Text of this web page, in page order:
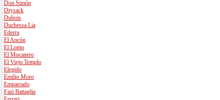
Don Simón
Drysack
Dubois
Duchessa Lia
Ederra
El Ancón
El Lomo
El Mocanero
El Viejo Templo
Elegido
Emilio Moro
Emparrado
Fazi Battaglia